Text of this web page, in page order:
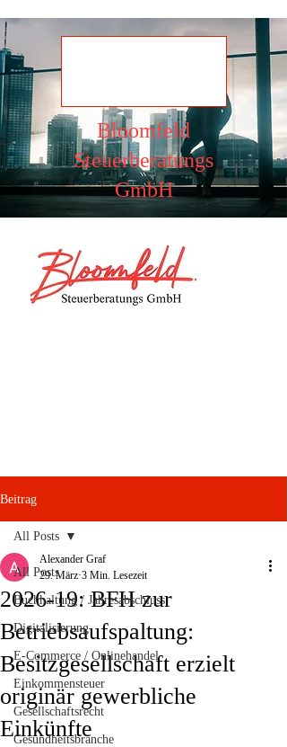
Bloomfeld
Steuerberatungs
GmbH
Beitrag
All Posts
Buchhaltung / Jahresabschluss
Digitalisierung
E-Commerce / Onlinehandel
Einkommensteuer
Gesellschaftsrecht
Gesundheitsbranche
All Posts
2026-19: BFH zur
Betriebsaufspaltung:
Besitzgesellschaft erzielt
originär gewerbliche
Einkünfte
Alexander Graf
29. März 3 Min. Lesezeit